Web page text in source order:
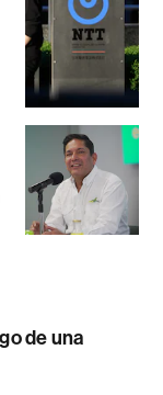
de una